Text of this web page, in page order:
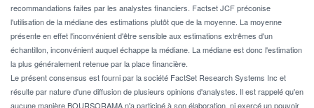
recommandations faites par les analystes financiers. Factset JCF préconise
l'utilisation de la médiane des estimations plutôt que de la moyenne. La moyenne
présente en effet l'inconvénient d'être sensible aux estimations extrêmes d'un
échantillon, inconvénient auquel échappe la médiane. La médiane est donc l'estimation
la plus généralement retenue par la place financière.
Le présent consensus est fourni par la société FactSet Research Systems Inc et
résulte par nature d'une diffusion de plusieurs opinions d'analystes. Il est rappelé qu'en
aucune manière BOURSORAMA n'a participé à son élaboration, ni exercé un pouvoir